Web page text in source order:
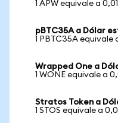
1 APW equivale a
pBTC35A a Dólar
1 PBTC35A equivale
Wrapped One a
1 WONE equivale a
Stratos Token a
1 STOS equivale a